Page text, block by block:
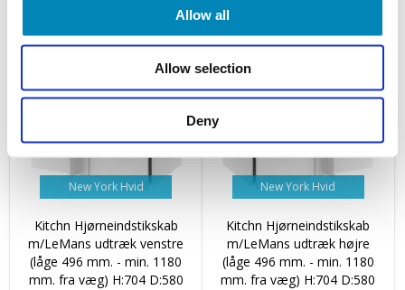
Allow all
Allow selection
Deny
New York Hvid
Kitchn Hjørneindstikskab
m/LeMans udtræk venstre
(låge 496 mm. - min. 1180
mm. fra væg) H:704 D:580
New York Hvid
Kitchn Hjørneindstikskab
m/LeMans udtræk højre
(låge 496 mm. - min. 1180
mm. fra væg) H:704 D:580